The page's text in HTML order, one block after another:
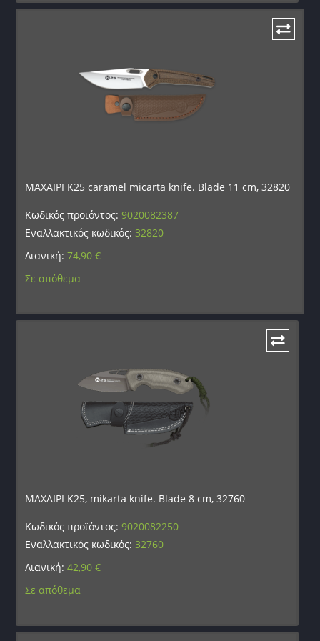
ΜΑΧΑΙΡΙ K25 caramel micarta knife. Blade 11 cm, 32820
Κωδικός προϊόντος:9020082387
Εναλλακτικός κωδικός: 32820
Λιανική:74,90€
Σε απόθεμα
ΜΑΧΑΙΡΙ K25, mikarta knife. Blade 8 cm, 32760
Κωδικός προϊόντος:9020082250
Εναλλακτικός κωδικός: 32760
Λιανική:42,90€
Σε απόθεμα